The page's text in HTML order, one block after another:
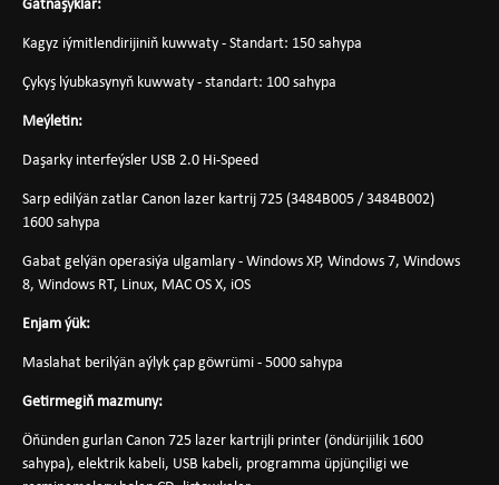
Gatnaşyklar:
Kagyz iýmitlendirijiniň kuwwaty - Standart: 150 sahypa
Çykyş lýubkasynyň kuwwaty - standart: 100 sahypa
Meýletin:
Daşarky interfeýsler USB 2.0 Hi-Speed
Sarp edilýän zatlar Canon lazer kartrij 725 (3484B005 / 3484B002)
1600 sahypa
Gabat gelýän operasiýa ulgamlary - Windows XP, Windows 7, Windows
8, Windows RT, Linux, MAC OS X, iOS
Enjam ýük:
Maslahat berilýän aýlyk çap göwrümi - 5000 sahypa
Getirmegiň mazmuny:
Öňünden gurlan Canon 725 lazer kartrijli printer (öndürijilik 1600
sahypa), elektrik kabeli, USB kabeli, programma üpjünçiligi we